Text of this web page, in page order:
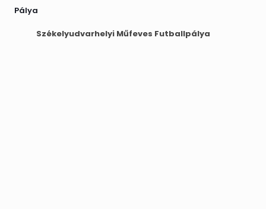
Pálya
Székelyudvarhelyi Műfeves Futballpálya